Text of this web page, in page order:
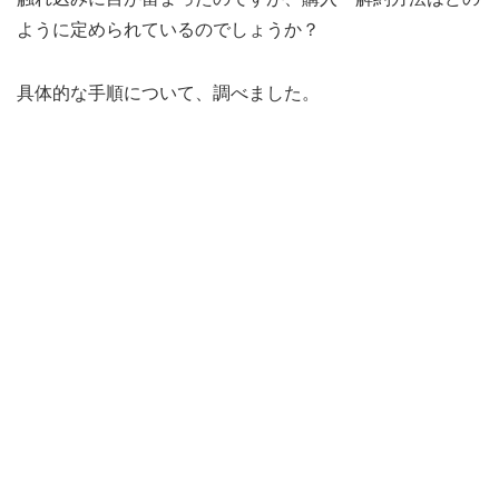
ように定められているのでしょうか？
具体的な手順について、調べました。